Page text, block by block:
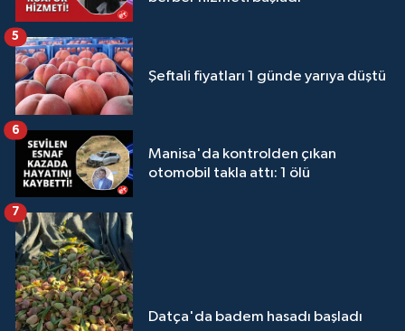
Şeftali fiyatları 1 günde yarıya düştü
5
Manisa'da kontrolden çıkan
otomobil takla attı: 1 ölü
6
Datça'da badem hasadı başladı
7